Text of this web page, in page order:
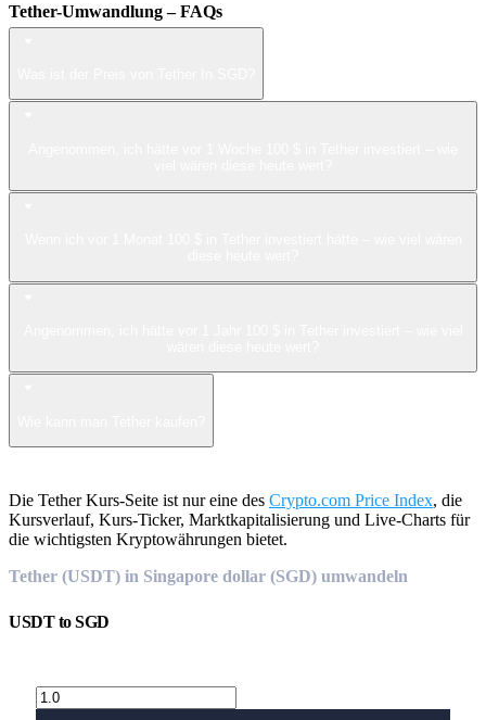
Tether-Umwandlung – FAQs
Die Tether Kurs-Seite ist nur eine des Crypto.com Price Index, die
Kursverlauf, Kurs-Ticker, Marktkapitalisierung und Live-Charts für
die wichtigsten Kryptowährungen bietet.
Tether (USDT) in Singapore dollar (SGD) umwandeln
USDTtoSGD